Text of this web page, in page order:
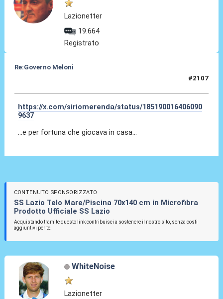
Lazionetter
19.664
Registrato
Re:Governo Meloni
#2107
https://x.com/siriomerenda/status/185190016406090
9637
...e per fortuna che giocava in casa...
CONTENUTO SPONSORIZZATO
SS Lazio Telo Mare/Piscina 70x140 cm in Microfibra
Prodotto Ufficiale SS Lazio
Acquistando tramite questo link contribuisci a sostenere il nostro sito, senza costi
aggiuntivi per te.
WhiteNoise
Lazionetter